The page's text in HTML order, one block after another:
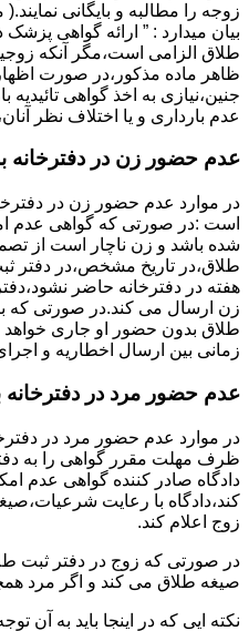
بیان میدارد : ” ارائه گواهی
طلاق الزامی است،مگر آنکه
ظاهر ماده مذکور،در صورت
جنین،نیازی به اخذ گواهی
عدم بارداری و یا اختلاف نظر
عدم حضور زن در دفترخانه
در موارد عدم حضور زن در
است :در صورتی که گواهی عدم
شده باشد و زن ناچار است از
طلاق،در تاریخ مشخص،در
هفته در دفترخانه حاضر
زن ارسال می کند.در صورتی که
طلاق بدون حضور او جاری
زمانی بین ارسال اخطاریه و
عدم حضور مرد در
در موارد عدم حضور مرد در
ظرف مهلت مقرر گواهی را به
دادگاه صادر کننده گواهی عدم
کند،دادگاه با رعایت
زوج اعلام کند.
در صورتی که زوج در دفتر ثبت
صیغه طلاق می کند و اگر مرد
نکته ایی که در اینجا باید به